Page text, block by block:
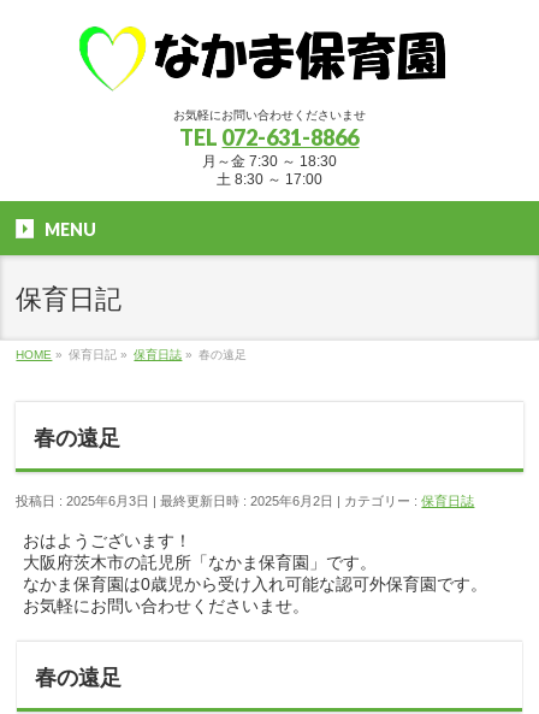
お気軽にお問い合わせくださいませ
TEL 072-631-8866
月～金 7:30 ～ 18:30
土 8:30 ～ 17:00
MENU
保育日記
HOME » 保育日記 » 保育日誌 » 春の遠足
春の遠足
投稿日 : 2025年6月3日 最終更新日時 : 2025年6月2日 カテゴリー :保育日誌
おはようございます！
大阪府茨木市の託児所「なかま保育園」です。
なかま保育園は0歳児から受け入れ可能な認可外保育園です。
お気軽にお問い合わせくださいませ。
春の遠足